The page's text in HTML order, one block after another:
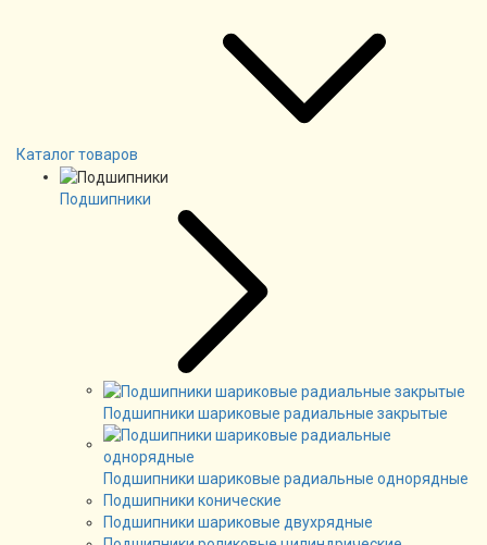
Каталог товаров
Подшипники
Подшипники шариковые радиальные закрытые
Подшипники шариковые радиальные однорядные
Подшипники конические
Подшипники шариковые двухрядные